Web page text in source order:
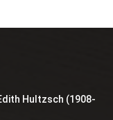
Hultzsch (1908-